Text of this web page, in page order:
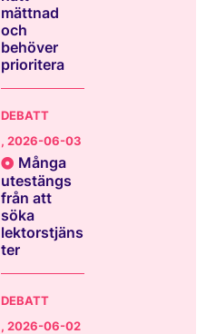
mättnad
och
behöver
prioritera
DEBATT
, 2026-06-03
Många
utestängs
från att
söka
lektorstjäns
ter
DEBATT
, 2026-06-02